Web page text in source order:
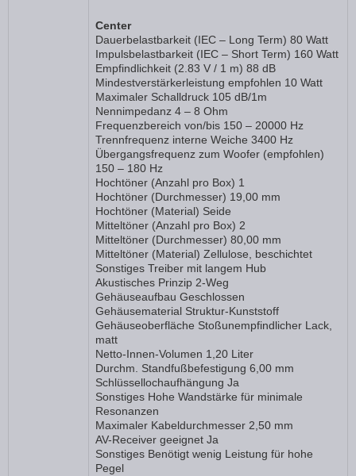
Center
Dauerbelastbarkeit (IEC – Long Term) 80 Watt
Impulsbelastbarkeit (IEC – Short Term) 160 Watt
Empfindlichkeit (2.83 V / 1 m) 88 dB
Mindestverstärkerleistung empfohlen 10 Watt
Maximaler Schalldruck 105 dB/1m
Nennimpedanz 4 – 8 Ohm
Frequenzbereich von/bis 150 – 20000 Hz
Trennfrequenz interne Weiche 3400 Hz
Übergangsfrequenz zum Woofer (empfohlen)
150 – 180 Hz
Hochtöner (Anzahl pro Box) 1
Hochtöner (Durchmesser) 19,00 mm
Hochtöner (Material) Seide
Mitteltöner (Anzahl pro Box) 2
Mitteltöner (Durchmesser) 80,00 mm
Mitteltöner (Material) Zellulose, beschichtet
Sonstiges Treiber mit langem Hub
Akustisches Prinzip 2-Weg
Gehäuseaufbau Geschlossen
Gehäusematerial Struktur-Kunststoff
Gehäuseoberfläche Stoßunempfindlicher Lack,
matt
Netto-Innen-Volumen 1,20 Liter
Durchm. Standfußbefestigung 6,00 mm
Schlüssellochaufhängung Ja
Sonstiges Hohe Wandstärke für minimale
Resonanzen
Maximaler Kabeldurchmesser 2,50 mm
AV-Receiver geeignet Ja
Sonstiges Benötigt wenig Leistung für hohe
Pegel